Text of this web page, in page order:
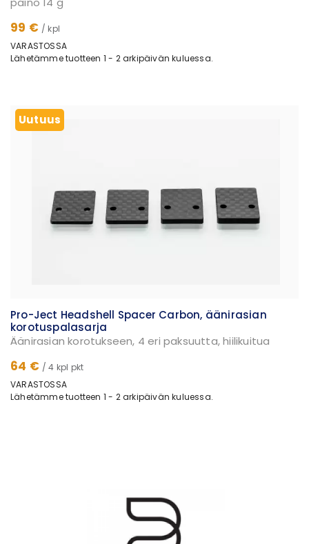
99 € / kpl
VARASTOSSA
Lähetämme tuotteen 1 - 2 arkipäivän kuluessa.
Uutuus
Pro-Ject Headshell Spacer Carbon, äänirasian
korotuspalasarja
Äänirasian korotukseen, 4 eri paksuutta, hiilikuitua
64 € / 4 kpl pkt
VARASTOSSA
Lähetämme tuotteen 1 - 2 arkipäivän kuluessa.